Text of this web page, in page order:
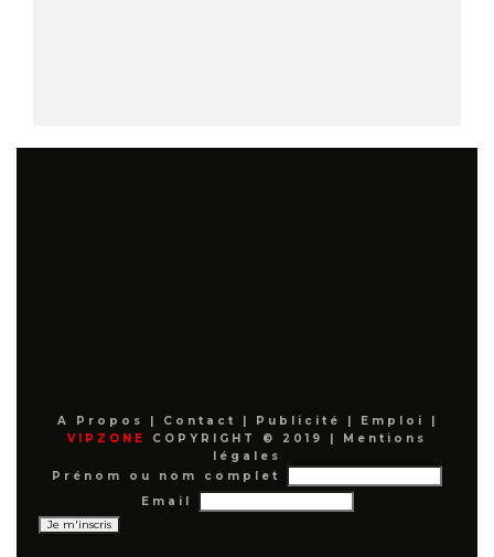
A Propos Contact Publicité Emploi
VIPZONE
COPYRIGHT © 2019 |
Mentions
légales
Prénom ou nom complet
Email